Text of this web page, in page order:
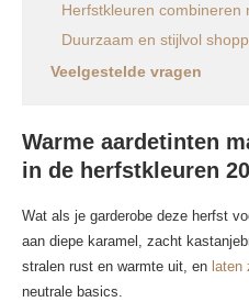
Herfstkleuren combineren
Duurzaam en stijlvol
Veelgestelde vragen
Warme aardetinten
in de herfstkleuren
Wat als je garderobe deze herfst
aan diepe karamel, zacht
stralen rust en warmte uit, en laten
neutrale basics.